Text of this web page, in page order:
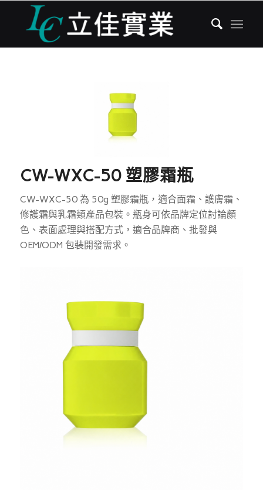
CW-WXC-50 塑膠霜瓶
CW-WXC-50 為 50g 塑膠霜瓶，適合面霜、護膚霜、
修護霜與乳霜類產品包裝。瓶身可依品牌定位討論顏
色、表面處理與搭配方式，適合品牌商、批發與
OEM/ODM 包裝開發需求。